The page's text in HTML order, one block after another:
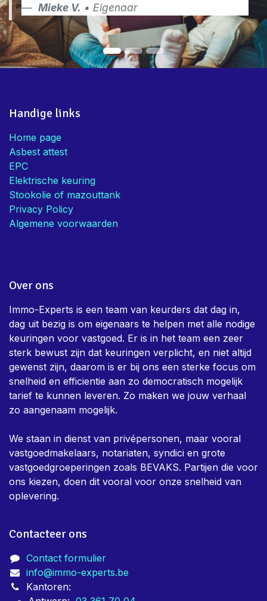
Handig dat jullie de combo asbest,
EPC en Elektriciteit aanbieden!
Bedankt voor de snelle service en
Handige links
Home page
Stookolie of mazouttank
Privacy Policy
Algemene voorwaarden
Over ons
Immo-Experts is een team van keurders dat dag in,
dag uit bezig is om eigenaars te helpen met alle nodige
keuringen voor vastgoed. Er is in het team een zeer
sterk bewust zijn dat keuringen verplicht, en niet altijd
gewenst zijn, daarom is er bij ons een sterke focus om
snelheid en efficientie aan zo democratisch mogelijk
tarief te kunnen leveren. Zo maken we jouw verhaal
zo aangenaam mogelijk.
We staan in dienst van privépersonen, maar vooral
vastgoedgroeperingen zoals BEVAKS. Partijen die voor
ons kiezen, doen dit vooral voor onze snelheid van
oplevering.